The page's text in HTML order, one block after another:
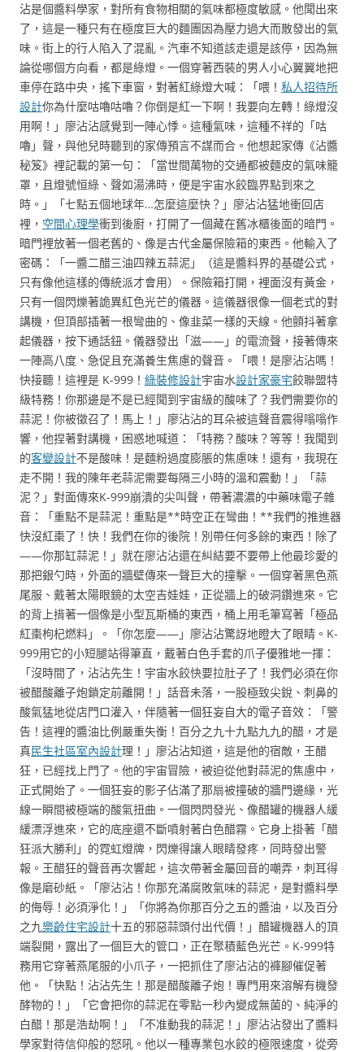
沾是個醬料學家，對所有食物相關的氣味都極度敏感。他聞出來
了，這是一種只有在極度巨大的麵團因為壓力過大而散發出的氣
味。街上的行人陷入了混亂。汽車不知道該走還是該停，因為無
論從哪個方向看，都是綠燈。一個穿著西裝的男人小心翼翼地把
車停在路中央，搖下車窗，對著紅綠燈大喊：「喂！ 私人招待所
設計你為什麼咕嚕咕嚕？你倒是紅一下啊！我要向左轉！綠燈沒
用啊！」廖沾沾感覺到一陣心悸。這種氣味，這種不祥的「咕
嚕」聲，與他兒時聽到的家傳預言不謀而合。他想起家傳《沾醬
秘笈》裡記載的第一句：「當世間萬物的交通都被麵皮的氣味籠
罩，且燈號恒綠、聲如湯沸時，便是宇宙水餃臨界點到來之
時。」「七點五個地球年…怎麼這麼快？」廖沾沾猛地衝回店
裡， 空間心理學衝到後廚，打開了一個藏在舊冰櫃後面的暗門。
暗門裡放著一個老舊的、像是古代金屬保險箱的東西。他輸入了
密碼：「一醬二醋三油四辣五蒜泥」（這是醬料界的基礎公式，
只有像他這樣的傳統派才會用）。保險箱打開，裡面沒有黃金，
只有一個閃爍著詭異紅色光芒的儀器。這儀器很像一個老式的對
講機，但頂部插著一根彎曲的、像韭菜一樣的天線。他顫抖著拿
起儀器，按下通話鈕。儀器發出「滋——」的電流聲，接著傳來
一陣高八度、急促且充滿養生焦慮的聲音。「喂！是廖沾沾嗎！
快接聽！這裡是 K-999！ 綠裝修設計宇宙水設計家豪宅餃聯盟特
級特務！你那邊是不是已經聞到宇宙級的酸味了？我們需要你的
蒜泥！你被徵召了！馬上！」廖沾沾的耳朵被這聲音震得嗡嗡作
響，他捏著對講機，困惑地喊道：「特務？酸味？等等！我聞到
的客變設計不是酸味！是麵粉過度膨脹的焦慮味！還有，我現在
走不開！我的陳年老蒜泥需要每隔三小時的溫和震動！」「蒜
泥？」對面傳來K-999崩潰的尖叫聲，帶著濃濃的中藥味電子雜
音：「重點不是蒜泥！重點是**時空正在彎曲！**我們的推進器
快沒紅棗了！快！我們在你的後院！別帶任何多餘的東西！除了
——你那缸蒜泥！」就在廖沾沾還在糾結要不要帶上他最珍愛的
那把銀勺時，外面的牆壁傳來一聲巨大的撞擊。一個穿著黑色燕
尾服、戴著太陽眼鏡的太空吉娃娃，正從牆上的破洞鑽進來。它
的背上揹著一個像是小型瓦斯桶的東西，桶上用毛筆寫著「極品
紅棗枸杞燃料」。「你怎麼——」廖沾沾驚訝地瞪大了眼睛。K-
999用它的小短腿站得筆直，戴著白色手套的爪子優雅地一揮：
「沒時間了，沾沾先生！宇宙水餃快要拉肚子了！我們必須在你
被醋酸離子炮鎖定前離開！」話音未落，一股極致尖銳、刺鼻的
酸氣猛地從店門口灌入，伴隨著一個狂妄自大的電子音效：「警
告！這裡的醬油比例嚴重失衡！百分之九十九點九九的醋，才是
真民生社區室內設計理！」廖沾沾知道，這是他的宿敵，王醋
狂，已經找上門了。他的宇宙冒險，被迫從他對蒜泥的焦慮中，
正式開始了。一個狂妄的影子佔滿了那扇被撞破的牆門邊緣，光
線一瞬間被極端的酸氣扭曲。一個閃閃發光、像醋罐的機器人緩
緩漂浮進來，它的底座還不斷噴射著白色醋霧。它身上掛著「醋
狂派大勝利」的霓虹燈牌，閃爍得讓人眼睛發疼，同時發出警
報。王醋狂的聲音再次響起，這次帶著金屬回音的嘲弄，刺耳得
像是磨砂紙。「廖沾沾！你那充滿腐敗氣味的蒜泥，是對醬料學
的侮辱！必須淨化！」「你將為你那百分之五的醬油，以及百分
之九樂齡住宅設計十五的邪惡蒜頭付出代價！」醋罐機器人的頂
端裂開，露出了一個巨大的管口，正在聚積藍色光芒。K-999特
務用它穿著燕尾服的小爪子，一把抓住了廖沾沾的褲腳催促著
他。「快點！沾沾先生！那是醋酸離子炮！專門用來溶解有機發
酵物的！」「它會把你的蒜泥在零點一秒內變成無菌的、純淨的
白醋！那是浩劫啊！」「不准動我的蒜泥！」廖沾沾發出了醬料
學家對待信仰般的怒吼。他以一種專業包水餃的極限速度，從旁